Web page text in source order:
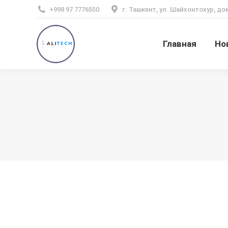
+998 97 7776550 г. Ташкент, ул. Шайхонтохур,
Главная